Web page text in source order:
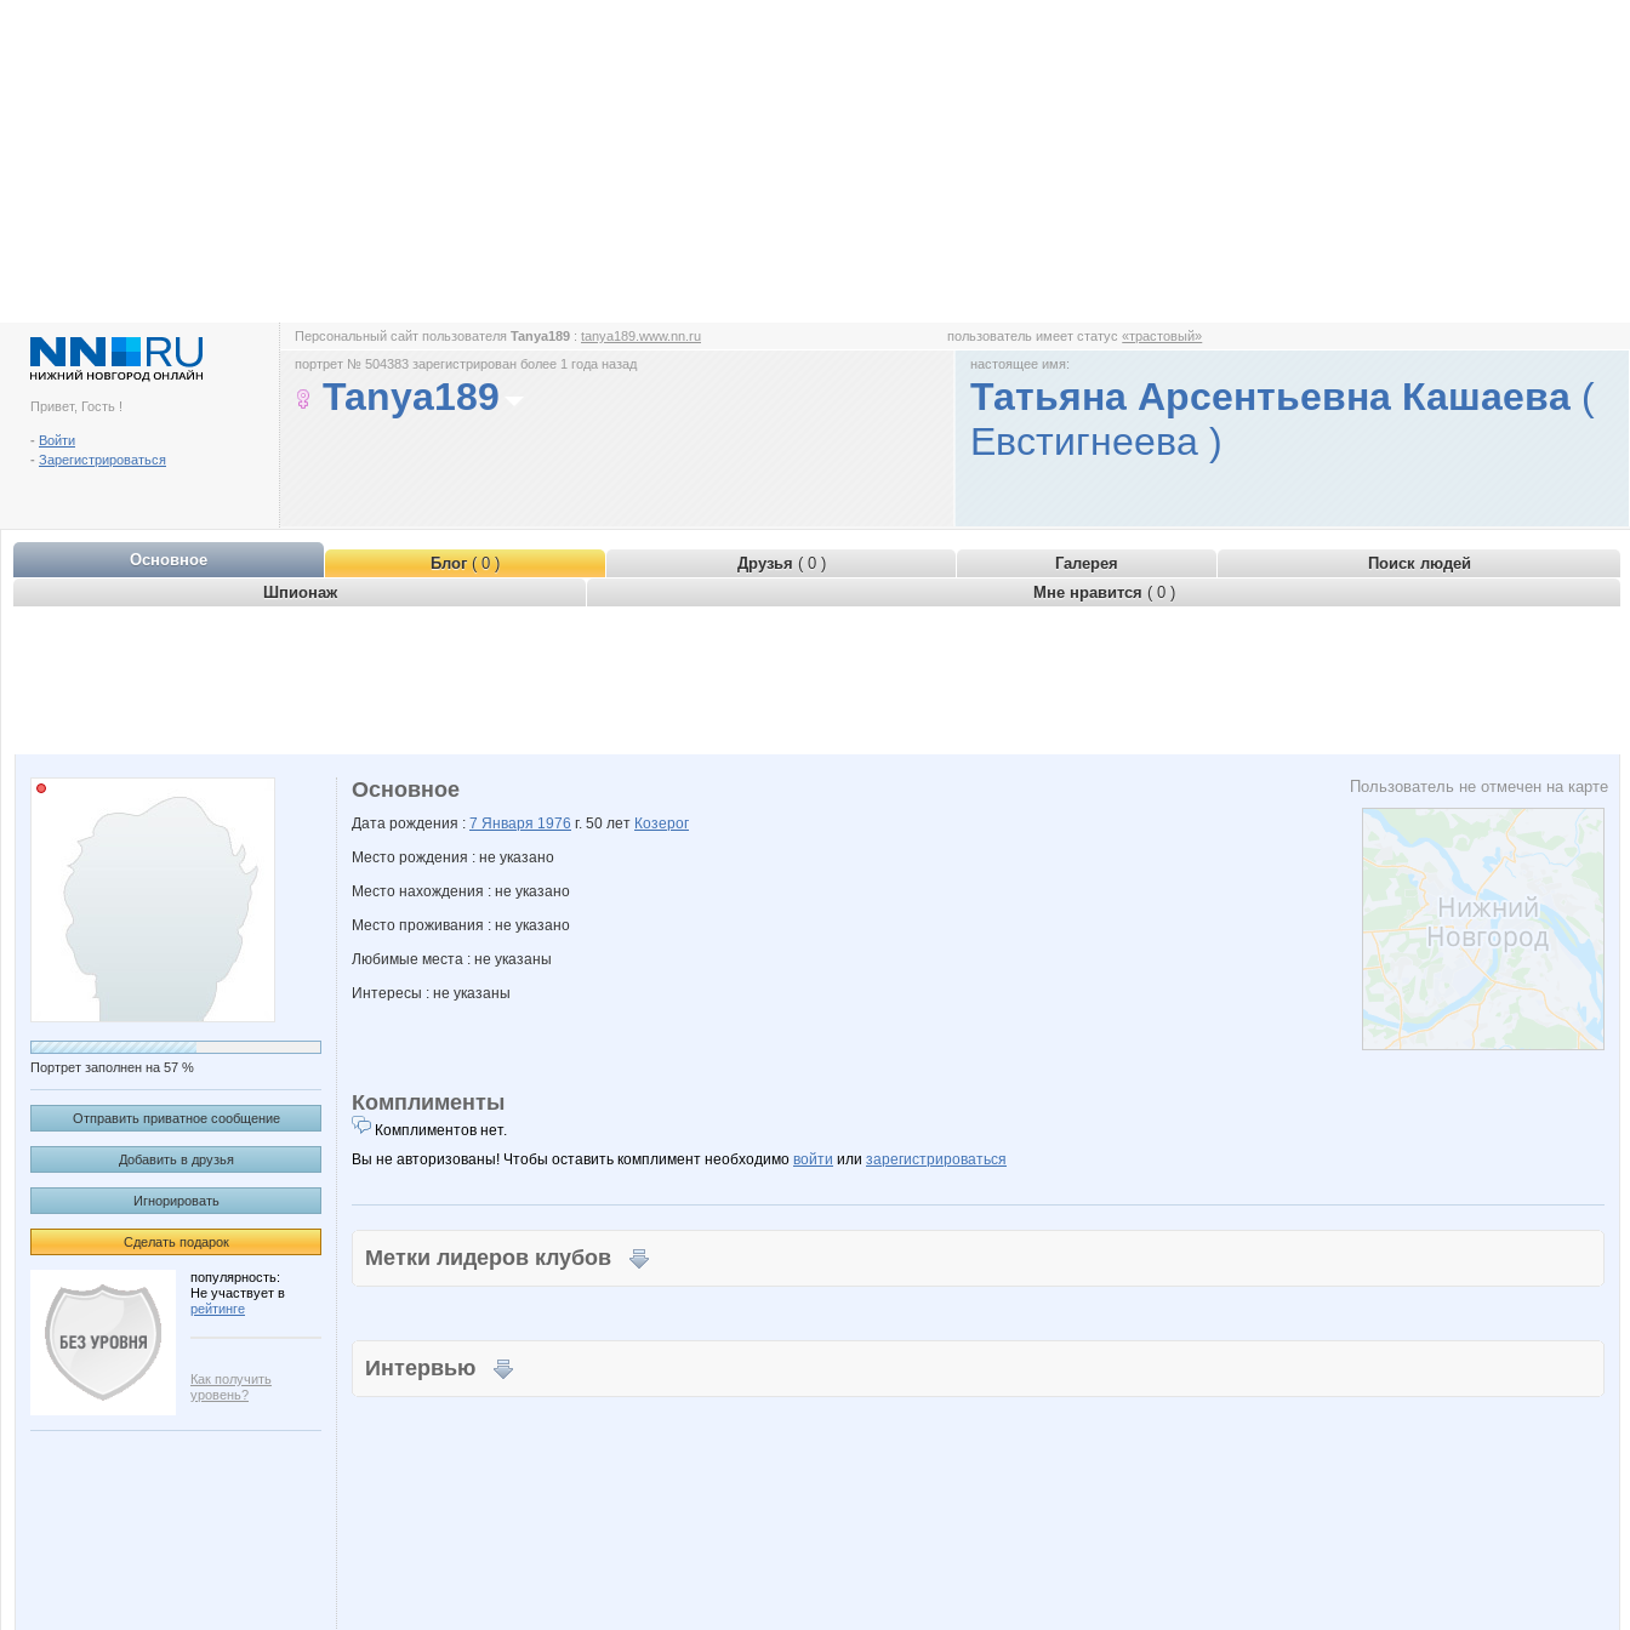
Привет, Гость !
- Войти
- Зарегистрироваться
Персональный сайт пользователя Tanya189 : tanya189.www.nn.ru пользователь имеет статус«трастовый»
портрет № 504383 зарегистрирован более 1 года назад
Tanya189
настоящее имя:
Татьяна Арсентьевна Кашаева (
Евстигнеева )
Основное Блог( 0 ) Друзья ( 0 ) Галерея
Поиск людей
Шпионаж
Мне нравится ( 0 )
Портрет заполнен на 57 %
Отправить приватное сообщение
Добавить в друзья
Игнорировать
Сделать подарок
популярность:
Не участвует в
рейтинге
Как получить
уровень?
Пользователь не отмечен на карте
Основное
Дата рождения : 7 Января 1976 г. 50 лет Козерог
Место рождения : не указано
Место нахождения : не указано
Место проживания : не указано
Любимые места : не указаны
Интересы : не указаны
Комплименты
Комплиментов нет.
Вы не авторизованы! Чтобы оставить комплимент необходимо войти или зарегистрироваться
Метки лидеров клубов
Интервью